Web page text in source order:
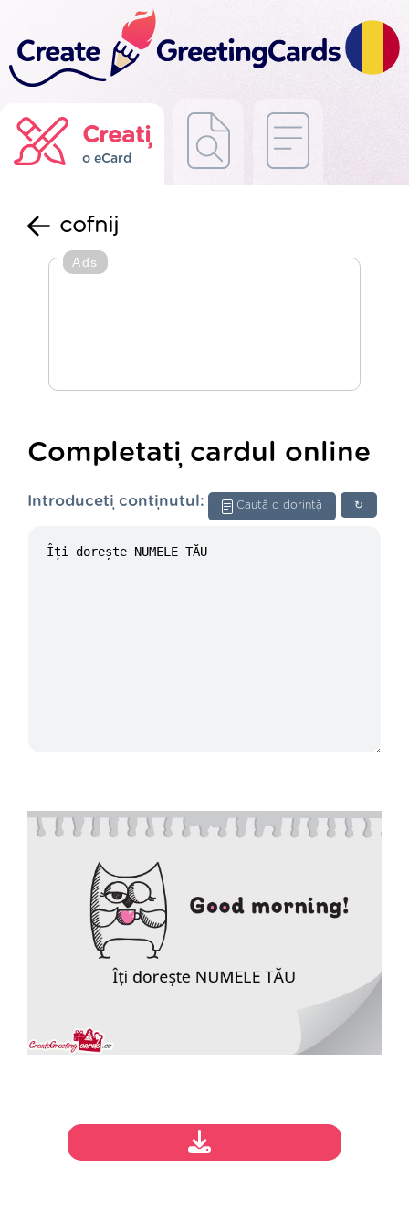
Creați
o eCard
cofnij
Ads
Completați cardul online
↻
Caută o dorință
Introduceți conținutul: